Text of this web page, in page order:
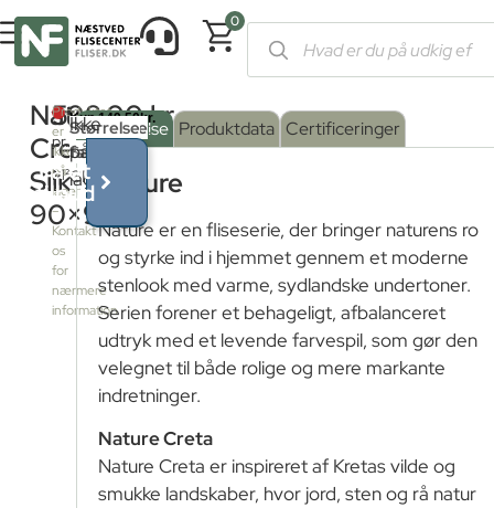
0
Forside /Shop/ Fliser og klinker
Nature
Creta
Silk
90×90
598,00kr.
pr.
M²
Produktet
er
ikke
på
lager
–
Kontakt
os
for
nærmere
information
Serie
farve
CRETA
Overflade:
Satin
Grip
Mat
Satin
Størrelse
Ikke
på
lager
Få et
tilbud
Beskrivelse Produktdata Certificeringer
Nature
Nature er en fliseserie, der bringer naturens ro
og styrke ind i hjemmet gennem et moderne
stenlook med varme, sydlandske undertoner.
Serien forener et behageligt, afbalanceret
udtryk med et levende farvespil, som gør den
velegnet til både rolige og mere markante
indretninger.
Nature Creta
Nature Creta er inspireret af Kretas vilde og
smukke landskaber, hvor jord, sten og rå natur